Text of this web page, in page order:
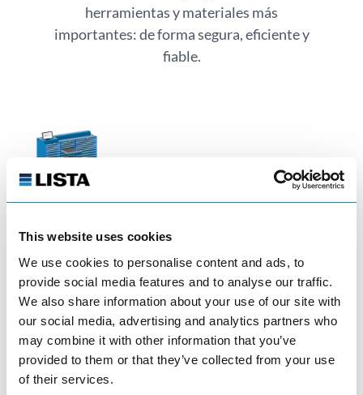
This website uses cookies
We use cookies to personalise content and ads, to
provide social media features and to analyse our traffic.
We also share information about your use of our site with
our social media, advertising and analytics partners who
may combine it with other information that you’ve
provided to them or that they’ve collected from your use
of their services.
herramientas y materiales más
importantes: de forma segura, eficiente y
fiable.
article